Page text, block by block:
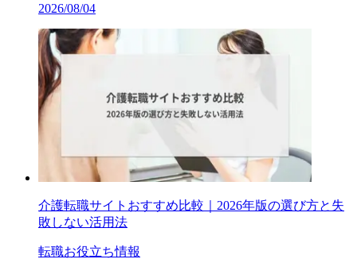
2026/08/04
介護転職サイトおすすめ比較｜2026年版の選び方と失
敗しない活用法
転職お役立ち情報